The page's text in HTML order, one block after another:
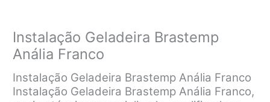
Instalação Geladeira Brastemp
Anália Franco
Instalação Geladeira Brastemp Anália Franco
Instalação Geladeira Brastemp Anália Franco,